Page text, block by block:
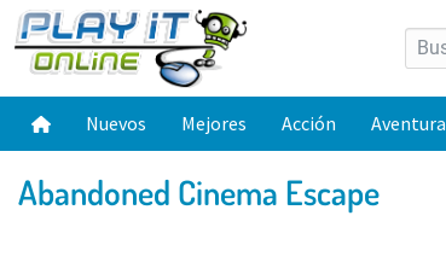
Nuevos Mejores Acción Aventura
Abandoned Cinema Escape